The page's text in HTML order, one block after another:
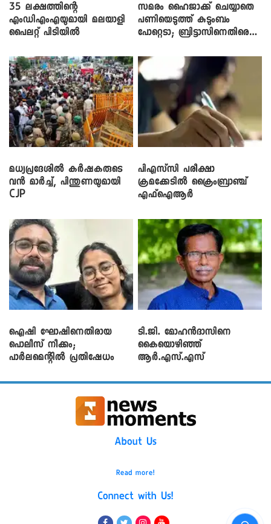
35 ലക്ഷത്തിന്റെ
എംഡിഎംഎയുമായി മലയാളി
പൈലറ്റ് പിടിയിൽ
സമരം ഹൈജാക്ക് ചെയ്യാതെ
പണിയെടുത്ത് കുടുംബം
പോറ്റെടാ; ബ്രിട്ടാസിനെതിരെ
മധ്യപ്രദേശിൽ കർഷകരുടെ
വൻ മാർച്ച്, പിന്തുണയുമായി
CJP
പിഎസ്‌സി പരീക്ഷാ
ക്രമക്കേ‌ടിൽ ക്രൈംബ്രാഞ്ച്
എഫ്ഐആർ
ഐഷി ഘോഷിനെതിരായ
പൊലീസ് നീക്കം;
പാര്‍ലമെന്റിൽ പ്രതിഷേധം
ടി.ജി. മോഹൻദാസിനെ
കൈയൊഴിഞ്ഞ്
ആർ.എസ്.എസ്
About Us
Read more!
Connect with Us!